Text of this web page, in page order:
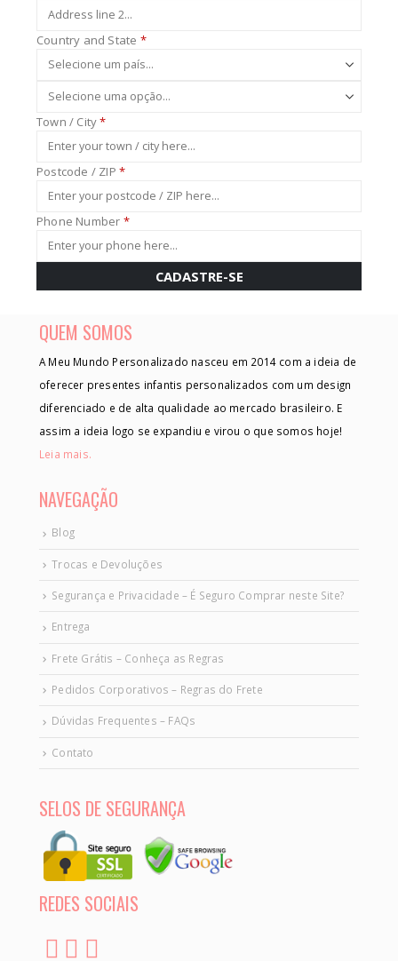
Country and State *
Town / City*
Postcode / ZIP *
Phone Number *
CADASTRE-SE
QUEM SOMOS
A Meu Mundo Personalizado nasceu em 2014 com a ideia de
oferecer presentes infantis personalizados com um design
diferenciado e de alta qualidade ao mercado brasileiro. E
assim a ideia logo se expandiu e virou o que somos hoje!
Leia mais.
NAVEGAÇÃO
Blog
Trocas e Devoluções
Segurança e Privacidade – É Seguro Comprar neste Site?
Entrega
Frete Grátis – Conheça as Regras
Pedidos Corporativos – Regras do Frete
Dúvidas Frequentes – FAQs
Contato
SELOS DE SEGURANÇA
REDES SOCIAIS